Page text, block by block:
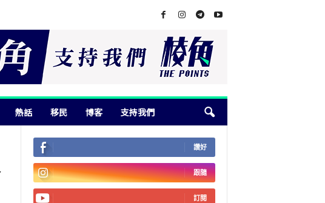
熱話 移民 博客 支持我們
讚好
跟隨
訂閱